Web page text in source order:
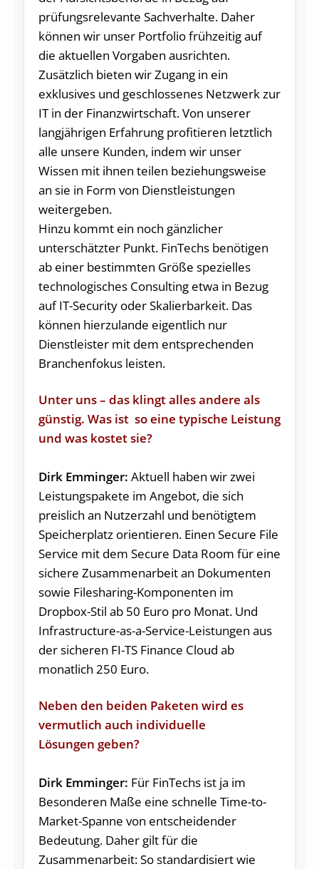
prüfungsrelevante Sachverhalte. Daher
können wir unser Portfolio frühzeitig auf
die aktuellen Vorgaben ausrichten.
Zusätzlich bieten wir Zugang in ein
exklusives und geschlossenes Netzwerk zur
IT in der Finanzwirtschaft. Von unserer
langjährigen Erfahrung profitieren letztlich
alle unsere Kunden, indem wir unser
Wissen mit ihnen teilen beziehungsweise
an sie in Form von Dienstleistungen
weitergeben.
Hinzu kommt ein noch gänzlicher
unterschätzter Punkt. FinTechs benötigen
ab einer bestimmten Größe spezielles
technologisches Consulting etwa in Bezug
auf IT-Security oder Skalierbarkeit. Das
können hierzulande eigentlich nur
Dienstleister mit dem entsprechenden
Branchenfokus leisten.
Unter uns – das klingt alles andere als
günstig. Was ist so eine typische Leistung
und was kostet sie?
Dirk Emminger: Aktuell haben wir zwei
Leistungspakete im Angebot, die sich
preislich an Nutzerzahl und benötigtem
Speicherplatz orientieren. Einen Secure File
Service mit dem Secure Data Room für eine
sichere Zusammenarbeit an Dokumenten
sowie Filesharing-Komponenten im
Dropbox-Stil ab 50 Euro pro Monat. Und
Infrastructure-as-a-Service-Leistungen aus
der sicheren FI-TS Finance Cloud ab
monatlich 250 Euro.
Neben den beiden Paketen wird es
vermutlich auch individuelle
Lösungen geben?
Dirk Emminger: Für FinTechs ist ja im
Besonderen Maße eine schnelle Time-to-
Market-Spanne von entscheidender
Bedeutung. Daher gilt für die
Zusammenarbeit: So standardisiert wie